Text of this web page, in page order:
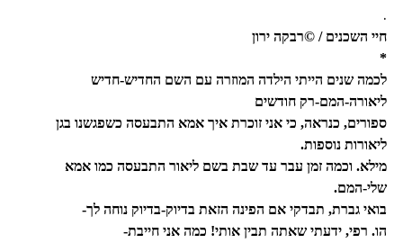
.
חיי השכנים / ©רבקה ירון
*
לכמה שנים הייתי הילדה המוזרה עם השם החדיש-חדיש
ליאורה-המם-רק חודשים
ספורים, כנראה, כי אני זוכרת איך אמא התבעסה כשפגשנו בגן
ליאורות נוספות.
מילא. וכמה זמן עבר עד שבת בשם ליאור התבעסה כמו אמא
שלי-המם.
בואי גברת, תבדקי אם הפינה הזאת בדיוק-בדיוק נוחה לך-
הו. רפי, ידעתי שאתה תבין אותי! כמה אני חייבת-